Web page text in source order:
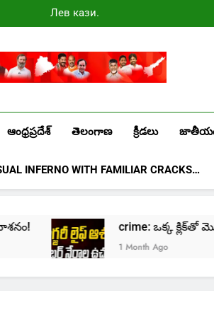
Лев казино
промокоды
ఆంధ్రప్రదేశ్ తెలంగాణ క్రీడలు
INFERNO WITH FAMILIAR CRACKS…
crime: ఒక్క క్లిక్‌తో మొదలై…
1 Month Ago